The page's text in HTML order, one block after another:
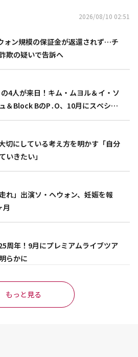
2026/08/10 02:51
ォン規模の保証金が返還されず…チ
欺の疑いで告訴へ
4人が来日！キム・ムヨル＆イ・ソ
＆Block BのP․O、10月にスペシャ
切にしている考え方を明かす「自分
いきたい」
れ」出演ソ・ヘウォン、妊娠を報
月
周年！9月にプレミアムライブツア
らかに
もっと見る